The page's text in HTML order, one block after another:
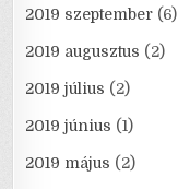
2019 szeptember (6)
2019 augusztus (2)
2019 július (2)
2019 június (1)
2019 május (2)